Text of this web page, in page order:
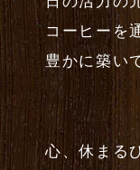
コーヒーを
豊かに築い
心、休まる